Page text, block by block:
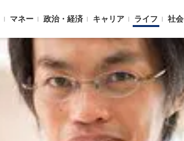
マネー 政治・経済 キャリア ライフ 社会